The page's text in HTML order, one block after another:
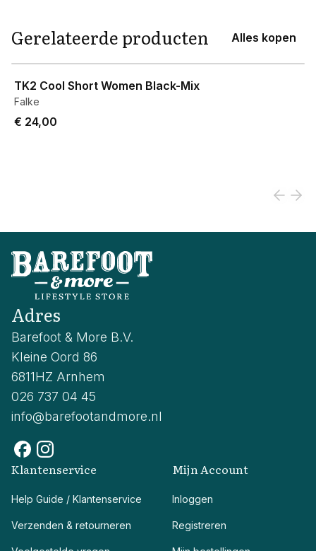
Gerelateerde producten Alles kopen
TK2 Cool Short Women Black-Mix
Falke
€ 24,00
Adres
Barefoot & More B.V.
Kleine Oord 86
6811HZ Arnhem
026 737 04 45
info@barefootandmore.nl
Klantenservice
Help Guide / Klantenservice
Verzenden & retourneren
Mijn Account
Inloggen
Registreren